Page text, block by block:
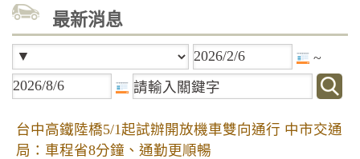
最新消息
~
台中高鐵陸橋5/1起試辦開放機車雙向通行 中市交通
局：車程省8分鐘、通勤更順暢